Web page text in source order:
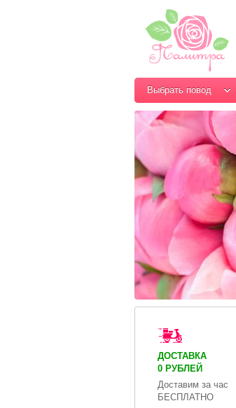
Выбрать повод
ДОСТАВКА
0 РУБЛЕЙ
Доставим за час
БЕСПЛАТНО